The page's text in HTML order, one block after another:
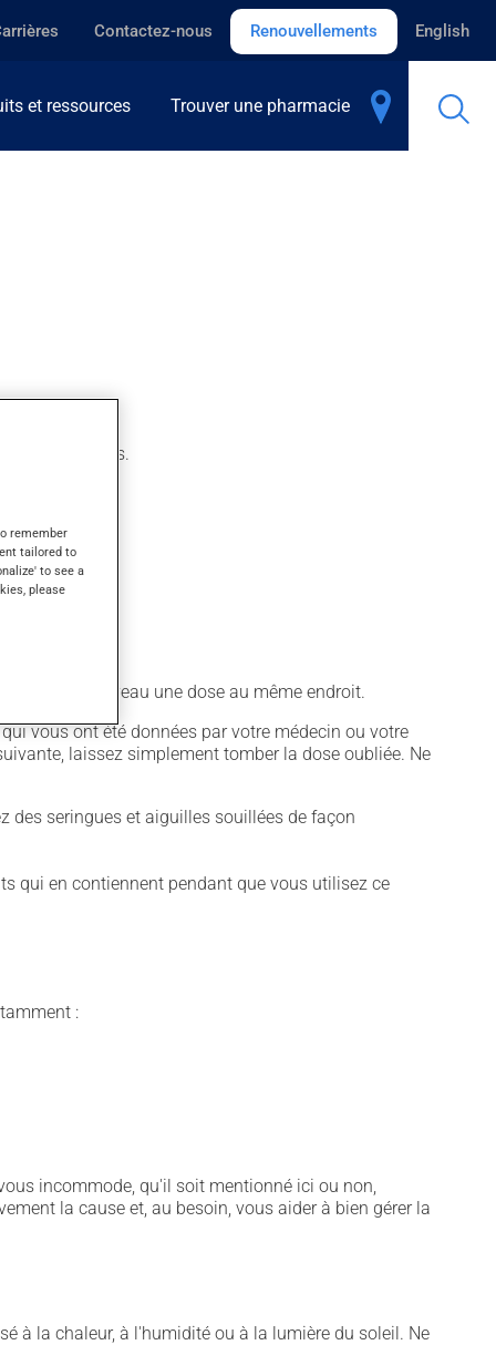
Contactez-nous Renouvellements English
et ressources Trouver une pharmacie
minutes.
de nouveau une dose au même endroit.
vous ont été données par votre médecin ou votre
laissez simplement tomber la dose oubliée. Ne
des seringues et aiguilles souillées de façon
qui en contiennent pendant que vous utilisez ce
:
incommode, qu'il soit mentionné ici ou non,
la cause et, au besoin, vous aider à bien gérer la
à la chaleur, à l'humidité ou à la lumière du soleil. Ne
remember
tailored to
to see a
please